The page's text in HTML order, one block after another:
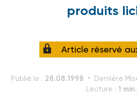
produits
Article réservé
Publié le : 28.08.1998 Dernière
Lecture : 1 min.